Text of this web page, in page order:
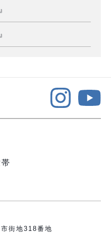
街地318番地